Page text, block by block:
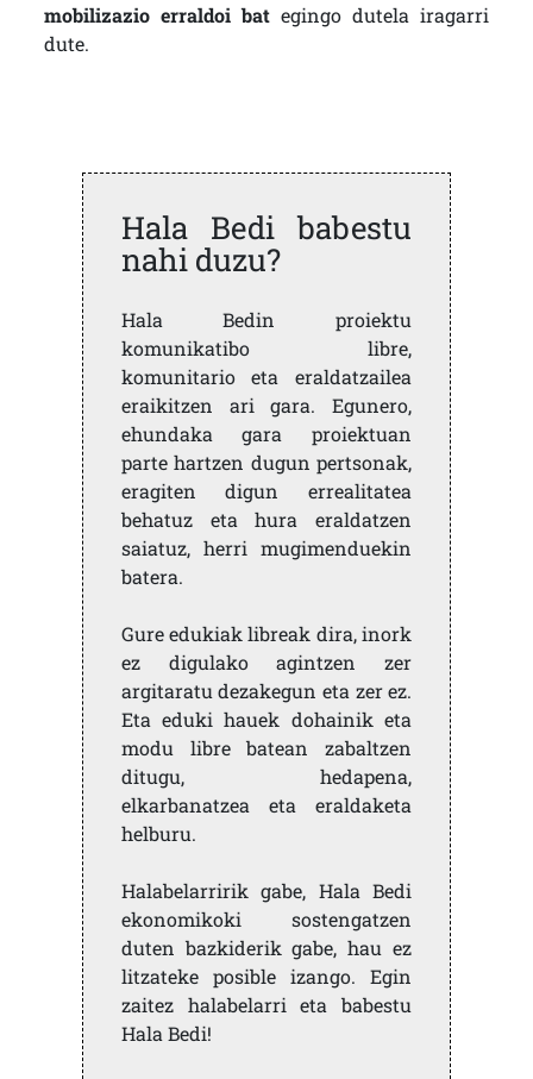
mobilizazio erraldoi bategingo dutela iragarri
dute.
Hala Bedi babestu
nahi duzu?
Hala Bedin proiektu
komunikatibo libre,
komunitario eta eraldatzailea
eraikitzen ari gara. Egunero,
ehundaka gara proiektuan
parte hartzen dugun pertsonak,
eragiten digun errealitatea
behatuz eta hura eraldatzen
saiatuz, herri mugimenduekin
batera.
Gure edukiak libreak dira, inork
ez digulako agintzen zer
argitaratu dezakegun eta zer ez.
Eta eduki hauek dohainik eta
modu libre batean zabaltzen
ditugu, hedapena,
elkarbanatzea eta eraldaketa
helburu.
Halabelarririk gabe, Hala Bedi
ekonomikoki sostengatzen
duten bazkiderik gabe, hau ez
litzateke posible izango. Egin
zaitez halabelarri eta babestu
Hala Bedi!